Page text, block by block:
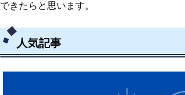
できたらと思います。
人気記事